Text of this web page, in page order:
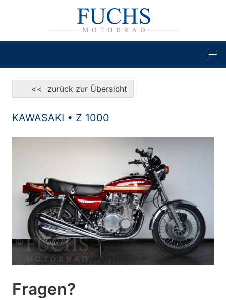
<< zurück zur Übersicht
KAWASAKI • Z 1000
Fragen?